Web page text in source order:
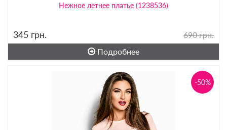
Нежное летнее платье (1238536)
345 грн.
690 грн.
Подробнее
-50%